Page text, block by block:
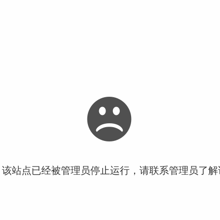
站点已经被管理员停止运行，请联系管理员了